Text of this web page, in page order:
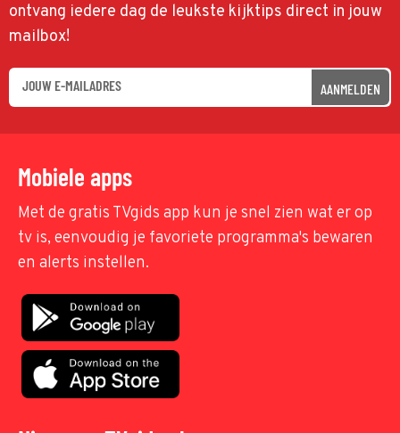
ontvang iedere dag de leukste kijktips direct in jouw
mailbox!
AANMELDEN
Mobiele apps
Met de gratis TVgids app kun je snel zien wat er op
tv is, eenvoudig je favoriete programma's bewaren
en alerts instellen.